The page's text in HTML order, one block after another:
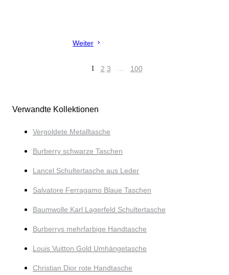
Weiter
1 2 3 … 100
Verwandte Kollektionen
Vergoldete Metalltasche
Burberry schwarze Taschen
Lancel Schultertasche aus Leder
Salvatore Ferragamo Blaue Taschen
Baumwolle Karl Lagerfeld Schultertasche
Burberrys mehrfarbige Handtasche
Louis Vuitton Gold Umhängetasche
Christian Dior rote Handtasche